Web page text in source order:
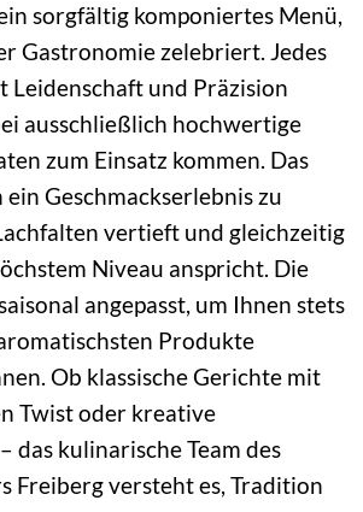
sorgfältig komponiertes Menü,
Gastronomie zelebriert. Jedes
und Präzision
ausschließlich hochwertige
zum Einsatz kommen. Das
ein Geschmackserlebnis zu
vertieft und gleichzeitig
Niveau anspricht. Die
angepasst, um Ihnen stets
Produkte
Ob klassische Gerichte mit
Twist oder kreative
das kulinarische Team des
Freiberg versteht es, Tradition